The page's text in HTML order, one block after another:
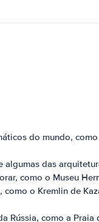
do mundo,
das
como o Museu
o Kremlin de
como a Praia